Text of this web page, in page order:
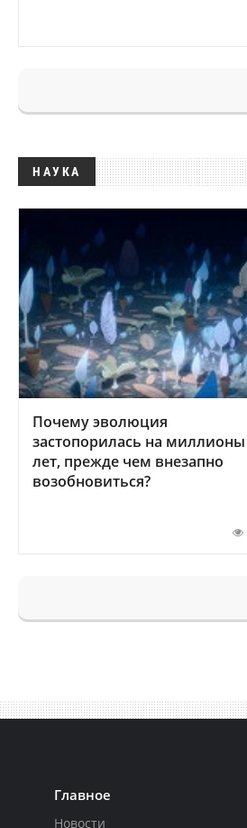
НАУКА
Почему эволюция
застопорилась на миллионы
лет, прежде чем внезапно
возобновиться?
Главное
Новости